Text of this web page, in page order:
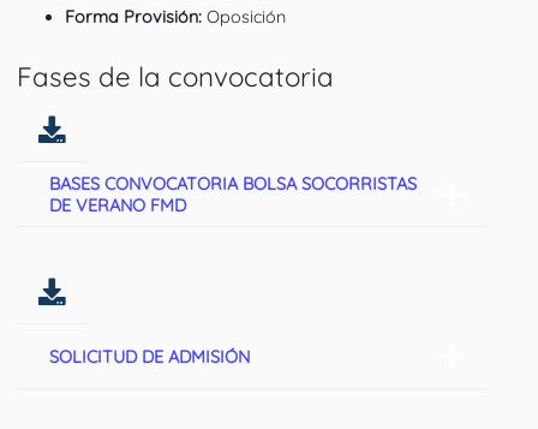
Forma Provisión:Oposición
Fases de la convocatoria
BASES CONVOCATORIA BOLSA SOCORRISTAS
DE VERANO FMD
SOLICITUD DE ADMISIÓN